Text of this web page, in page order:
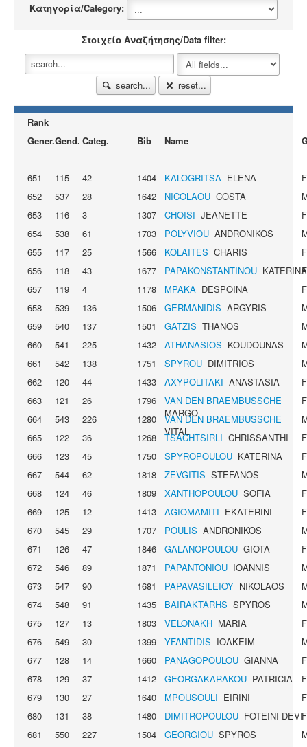
Κατηγορία/Category:
Στοιχείο Αναζήτησης/Data filter:
search... reset...
Rank
Gener.Gend. Categ. Bib Name
651 115 42 1404 KALOGRITSA ELENA
652
537 28 1642 NICOLAOU COSTA
653
116 3 1307 CHOISI JEANETTE
654
538 61 1703 POLYVIOU ANDRONIKOS
655
117 25 1566 KOLAITES CHARIS
656
118 43 1677 PAPAKONSTANTINOU KATERINA
657
119 4 1178 MPAKA DESPOINA
658
539 136 1506 GERMANIDIS ARGYRIS
659
540 137 1501 GATZIS THANOS
660
541 225 1432 ATHANASIOS KOUDOUNAS
661
542 138 1751 SPYROU DIMITRIOS
662
120 44 1433 AXYPOLITAKI ANASTASIA
663
121 26 1796
VAN DEN BRAEMBUSSCHE
MARGO
664
543 226 1280
VAN DEN BRAEMBUSSCHE
VITAL
665
122 36 1268 TSACHTSIRLI CHRISSANTHI
666
123 45 1750 SPYROPOULOU KATERINA
667
544 62 1818 ZEVGITIS STEFANOS
668
124 46 1809 XANTHOPOULOU SOFIA
669
125 12 1413 AGIOMAMITI EKATERINI
670
545 29 1707 POULIS ANDRONIKOS
671
126 47 1846 GALANOPOULOU GIOTA
672
546 89 1871 PAPANTONIOU IOANNIS
673
547 90 1681 PAPAVASILEIOY NIKOLAOS
674
548 91 1435 BAIRAKTARHS SPYROS
675
127 13 1803 VELONAKH MARIA
676
549 30 1399 YFANTIDIS IOAKEIM
677
128 14 1660 PANAGOPOULOU GIANNA
678
129 37 1412 GEORGAKARAKOU PATRICIA
679
130 27 1640 MPOUSOULI EIRINI
680
131 38 1480 DIMITROPOULOU FOTEINI DEVI
681
550 227 1504 GEORGIOU SPYROS